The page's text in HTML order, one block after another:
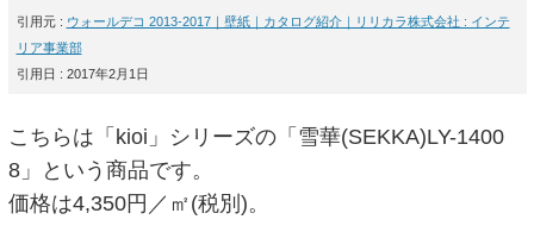
引用元 : ウォールデコ 2013-2017｜壁紙｜カタログ紹介｜リリカラ株式会社 : インテ
リア事業部
引用日 : 2017年2月1日
こちらは「kioi」シリーズの「雪華(SEKKA)LY-1400
8」という商品です。
価格は4,350円／㎡(税別)。